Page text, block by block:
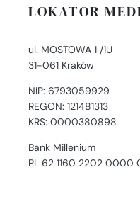
LOKATOR
ul. MOSTOWA 1 /1U
31-061 Kraków
NIP: 6793059929
REGON: 121481313
KRS: 0000380898
Bank Millenium
PL 62 1160 2202 0000